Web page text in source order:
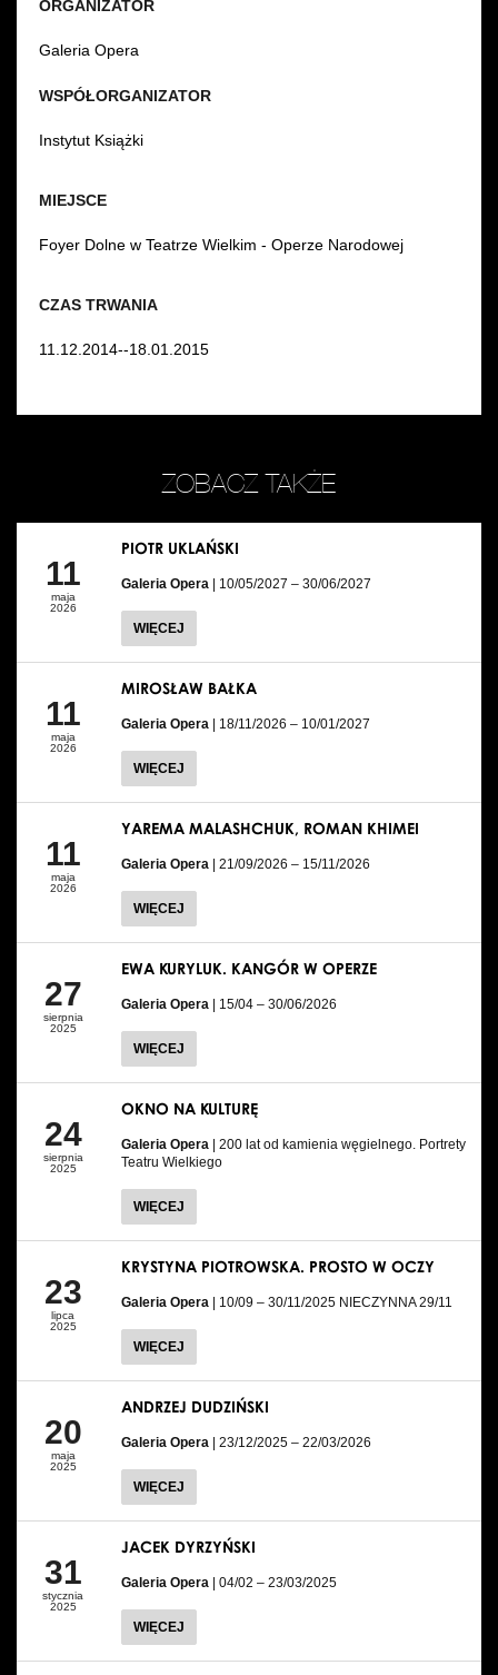
CZAS TRWANIA
11.12.2014--18.01.2015
MIEJSCE
Foyer Dolne w Teatrze Wielkim - Operze Narodowej
ORGANIZATOR
Galeria Opera
WSPÓŁORGANIZATOR
Instytut Książki
ZOBACZ TAKŻE
11
maja
2026
PIOTR UKLAŃSKI
Galeria Opera | 10/05/2027 – 30/06/2027
WIĘCEJ
11
maja
2026
MIROSŁAW BAŁKA
Galeria Opera | 18/11/2026 – 10/01/2027
WIĘCEJ
11
maja
2026
YAREMA MALASHCHUK, ROMAN KHIMEI
Galeria Opera | 21/09/2026 – 15/11/2026
WIĘCEJ
27
sierpnia
2025
EWA KURYLUK. KANGÓR W OPERZE
Galeria Opera | 15/04 – 30/06/2026
WIĘCEJ
24
sierpnia
2025
OKNO NA KULTURĘ
Galeria Opera | 200 lat od kamienia węgielnego. Portrety
Teatru Wielkiego
WIĘCEJ
23
lipca
2025
KRYSTYNA PIOTROWSKA. PROSTO W OCZY
Galeria Opera | 10/09 – 30/11/2025 NIECZYNNA 29/11
WIĘCEJ
20
maja
2025
ANDRZEJ DUDZIŃSKI
Galeria Opera | 23/12/2025 – 22/03/2026
WIĘCEJ
31
stycznia
2025
JACEK DYRZYŃSKI
Galeria Opera | 04/02 – 23/03/2025
WIĘCEJ